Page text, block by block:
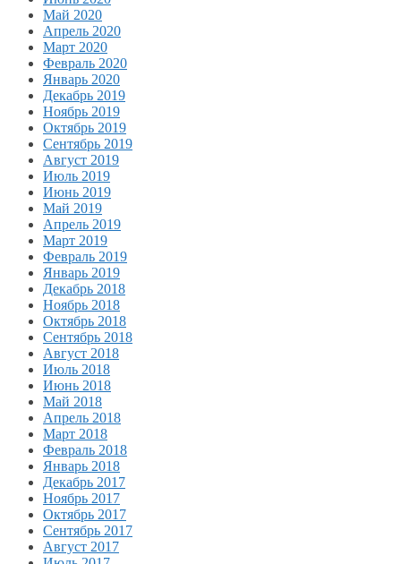
Май 2020
Апрель 2020
Март 2020
Февраль 2020
Январь 2020
Декабрь 2019
Ноябрь 2019
Октябрь 2019
Сентябрь 2019
Август 2019
Июль 2019
Июнь 2019
Май 2019
Апрель 2019
Март 2019
Февраль 2019
Январь 2019
Декабрь 2018
Ноябрь 2018
Октябрь 2018
Сентябрь 2018
Август 2018
Июль 2018
Июнь 2018
Май 2018
Апрель 2018
Март 2018
Февраль 2018
Январь 2018
Декабрь 2017
Ноябрь 2017
Октябрь 2017
Сентябрь 2017
Август 2017